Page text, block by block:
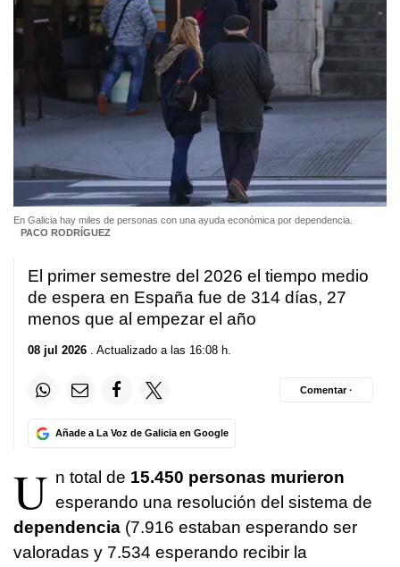
En Galicia hay miles de personas con una ayuda económica por dependencia.
PACO RODRÍGUEZ
El primer semestre del 2026 el tiempo medio
de espera en España fue de 314 días, 27
menos que al empezar el año
08 jul 2026 . Actualizado a las 16:08 h.
Añade a La Voz de Galicia en Google
Comentar ·
U n total de 15.450 personas murieron
esperando una resolución del sistema de
dependencia (7.916 estaban esperando ser
valoradas y 7.534 esperando recibir la